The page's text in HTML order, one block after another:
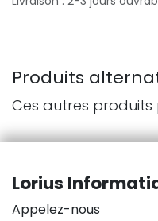
Produits
Ces autres produits
Lorius
Appelez-nous